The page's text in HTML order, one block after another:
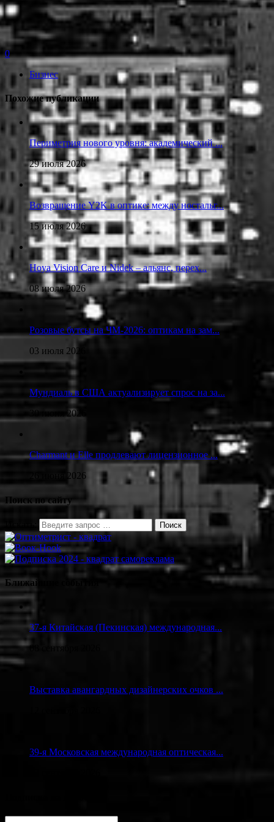
0
Бизнес
Похожие публикации
Периметрия нового уровня: академический ...
29 июля 2026
Возвращение Y2K в оптике: между ностальг...
15 июля 2026
Hoya Vision Care и Nidek – альянс, перех...
08 июля 2026
Розовые бутсы на ЧМ-2026: оптикам на зам...
03 июля 2026
Мундиаль в США актуализирует спрос на за...
30 июня 2026
Charmant и Elle продлевают лицензионное ...
26 июня 2026
Поиск по сайту
Ближайшие события
37-я Китайская (Пекинская) международная...
08 сентября 2026
Выставка авангардных дизайнерских очков ...
39-я Московская международная оптическая...